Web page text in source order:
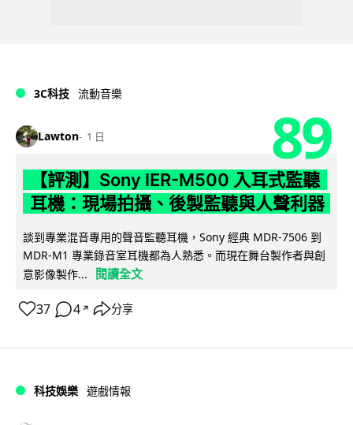
3C科技 流動音樂
Lawton 1 日 89
【評測】Sony IER-M500 入耳式監聽
耳機：現場拍攝、後製監聽與人聲利器
談到專業混音專用的聲音監聽耳機，Sony 經典 MDR-7506 到
MDR-M1 專業錄音室耳機都為人熟悉。而現在舞台製作者與創
意影像製作...
閱讀全文
37 4 ↗ 分享
科技娛樂 遊戲情報